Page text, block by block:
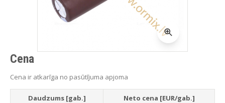
Cena
Cena ir atkarīga no pasūtījuma apjoma
Daudzums [gab.] Neto cena [EUR/gab.]